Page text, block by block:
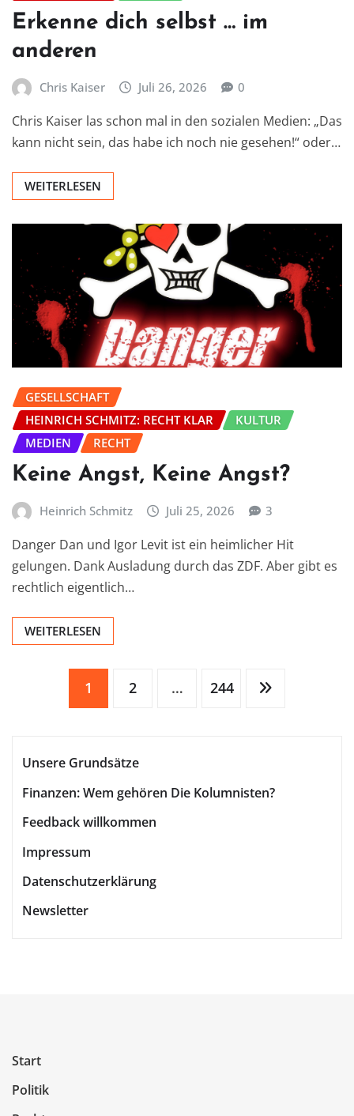
Erkenne dich selbst … im
anderen
Chris Kaiser Juli 26, 2026 0
Chris Kaiser las schon mal in den sozialen Medien: „Das
kann nicht sein, das habe ich noch nie gesehen!“ oder…
WEITERLESEN
GESELLSCHAFT
HEINRICH SCHMITZ: RECHT KLAR
KULTUR
MEDIEN
RECHT
Keine Angst, Keine Angst?
Heinrich Schmitz Juli 25, 2026 3
Danger Dan und Igor Levit ist ein heimlicher Hit
gelungen. Dank Ausladung durch das ZDF. Aber gibt es
rechtlich eigentlich…
WEITERLESEN
Seitennummerierung
Beiträge
1 2 … 244
Unsere Grundsätze
Finanzen: Wem gehören Die Kolumnisten?
Feedback willkommen
Impressum
Datenschutzerklärung
Newsletter
Start
Politik